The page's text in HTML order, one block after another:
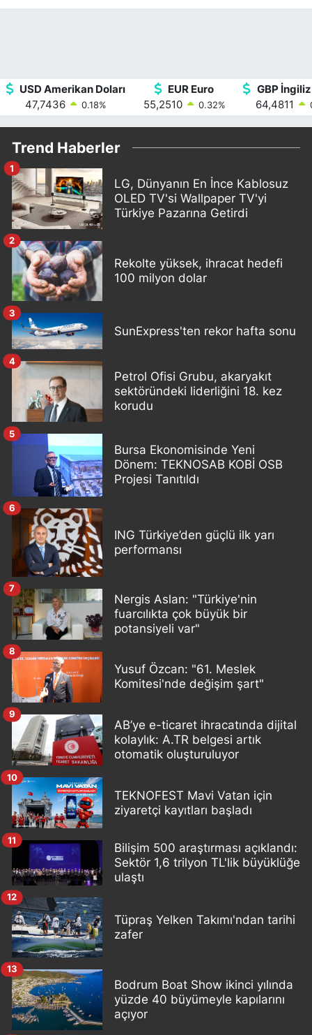
USD Amerikan Doları
47,7436
0.18%
EUR Euro
55,2510
0.32%
GBP
64,4811
Trend Haberler
LG, Dünyanın En İnce Kablosuz
OLED TV'si Wallpaper TV'yi
Türkiye Pazarına Getirdi
1
Rekolte yüksek, ihracat hedefi
100 milyon dolar
2
SunExpress'ten rekor hafta sonu
3
Petrol Ofisi Grubu, akaryakıt
sektöründeki liderliğini 18. kez
korudu
4
Bursa Ekonomisinde Yeni
Dönem: TEKNOSAB KOBİ OSB
Projesi Tanıtıldı
5
ING Türkiye’den güçlü ilk yarı
performansı
6
Nergis Aslan: "Türkiye'nin
fuarcılıkta çok büyük bir
potansiyeli var"
7
Yusuf Özcan: "61. Meslek
Komitesi'nde değişim şart"
8
AB’ye e-ticaret ihracatında dijital
kolaylık: A.TR belgesi artık
otomatik oluşturuluyor
9
TEKNOFEST Mavi Vatan için
ziyaretçi kayıtları başladı
10
Bilişim 500 araştırması açıklandı:
Sektör 1,6 trilyon TL'lik büyüklüğe
ulaştı
11
Tüpraş Yelken Takımı'ndan tarihi
zafer
12
Bodrum Boat Show ikinci yılında
yüzde 40 büyümeyle kapılarını
açıyor
13